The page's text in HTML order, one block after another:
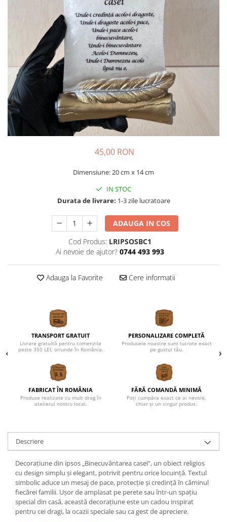
Decoratiuni Craciun
Pachete cadou Craciun
Decoratiuni Paste
Valentines Day
Cadouri indragostiti
1-8 Martie
Scoala/Absolvire
45,00 RON
Dimensiune: 20 cm x 14 cm
IN STOC
Durata de livrare: 1-3 zile lucratoare
ADAUGA IN COS
Cod Produs: LRIPSOSBC1
Ai nevoie de ajutor? 0744 493 993
Adauga la Favorite Cere informatii
TRANSPORT GRATUIT
Livrare gratuită pentru comenzile
peste 350 LEI, oriunde în România.
PERSONALIZARE COMPLETĂ
Produsele noastre sunt lucrate exact
pe gustul tău.
FABRICAT ÎN ROMÂNIA
Produse realizate cu mult drag în
atelierul nostru local.
FĂRĂ COMANDĂ MINIMĂ
Poți cumpăra exact ce ai nevoie,
chiar și un singur produs.
Descriere
Decorațiune din ipsos „Binecuvântarea casei”, un obiect religios
cu design simplu și elegant, potrivit pentru orice locuință. Textul
simbolic aduce un mesaj de pace, protecție și credință în căminul
fiecărei familii. Ușor de amplasat pe perete sau într-un spațiu
special din casă, această decorațiune este un cadou inspirat
pentru cei dragi, la ocazii speciale sau ca gest de apreciere.